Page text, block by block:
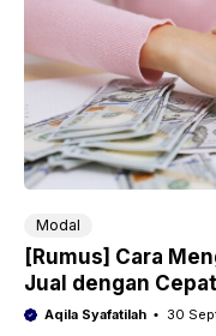
Modal
[Rumus] Cara
Jual dengan Cepat
Aqila Syafatilah 30